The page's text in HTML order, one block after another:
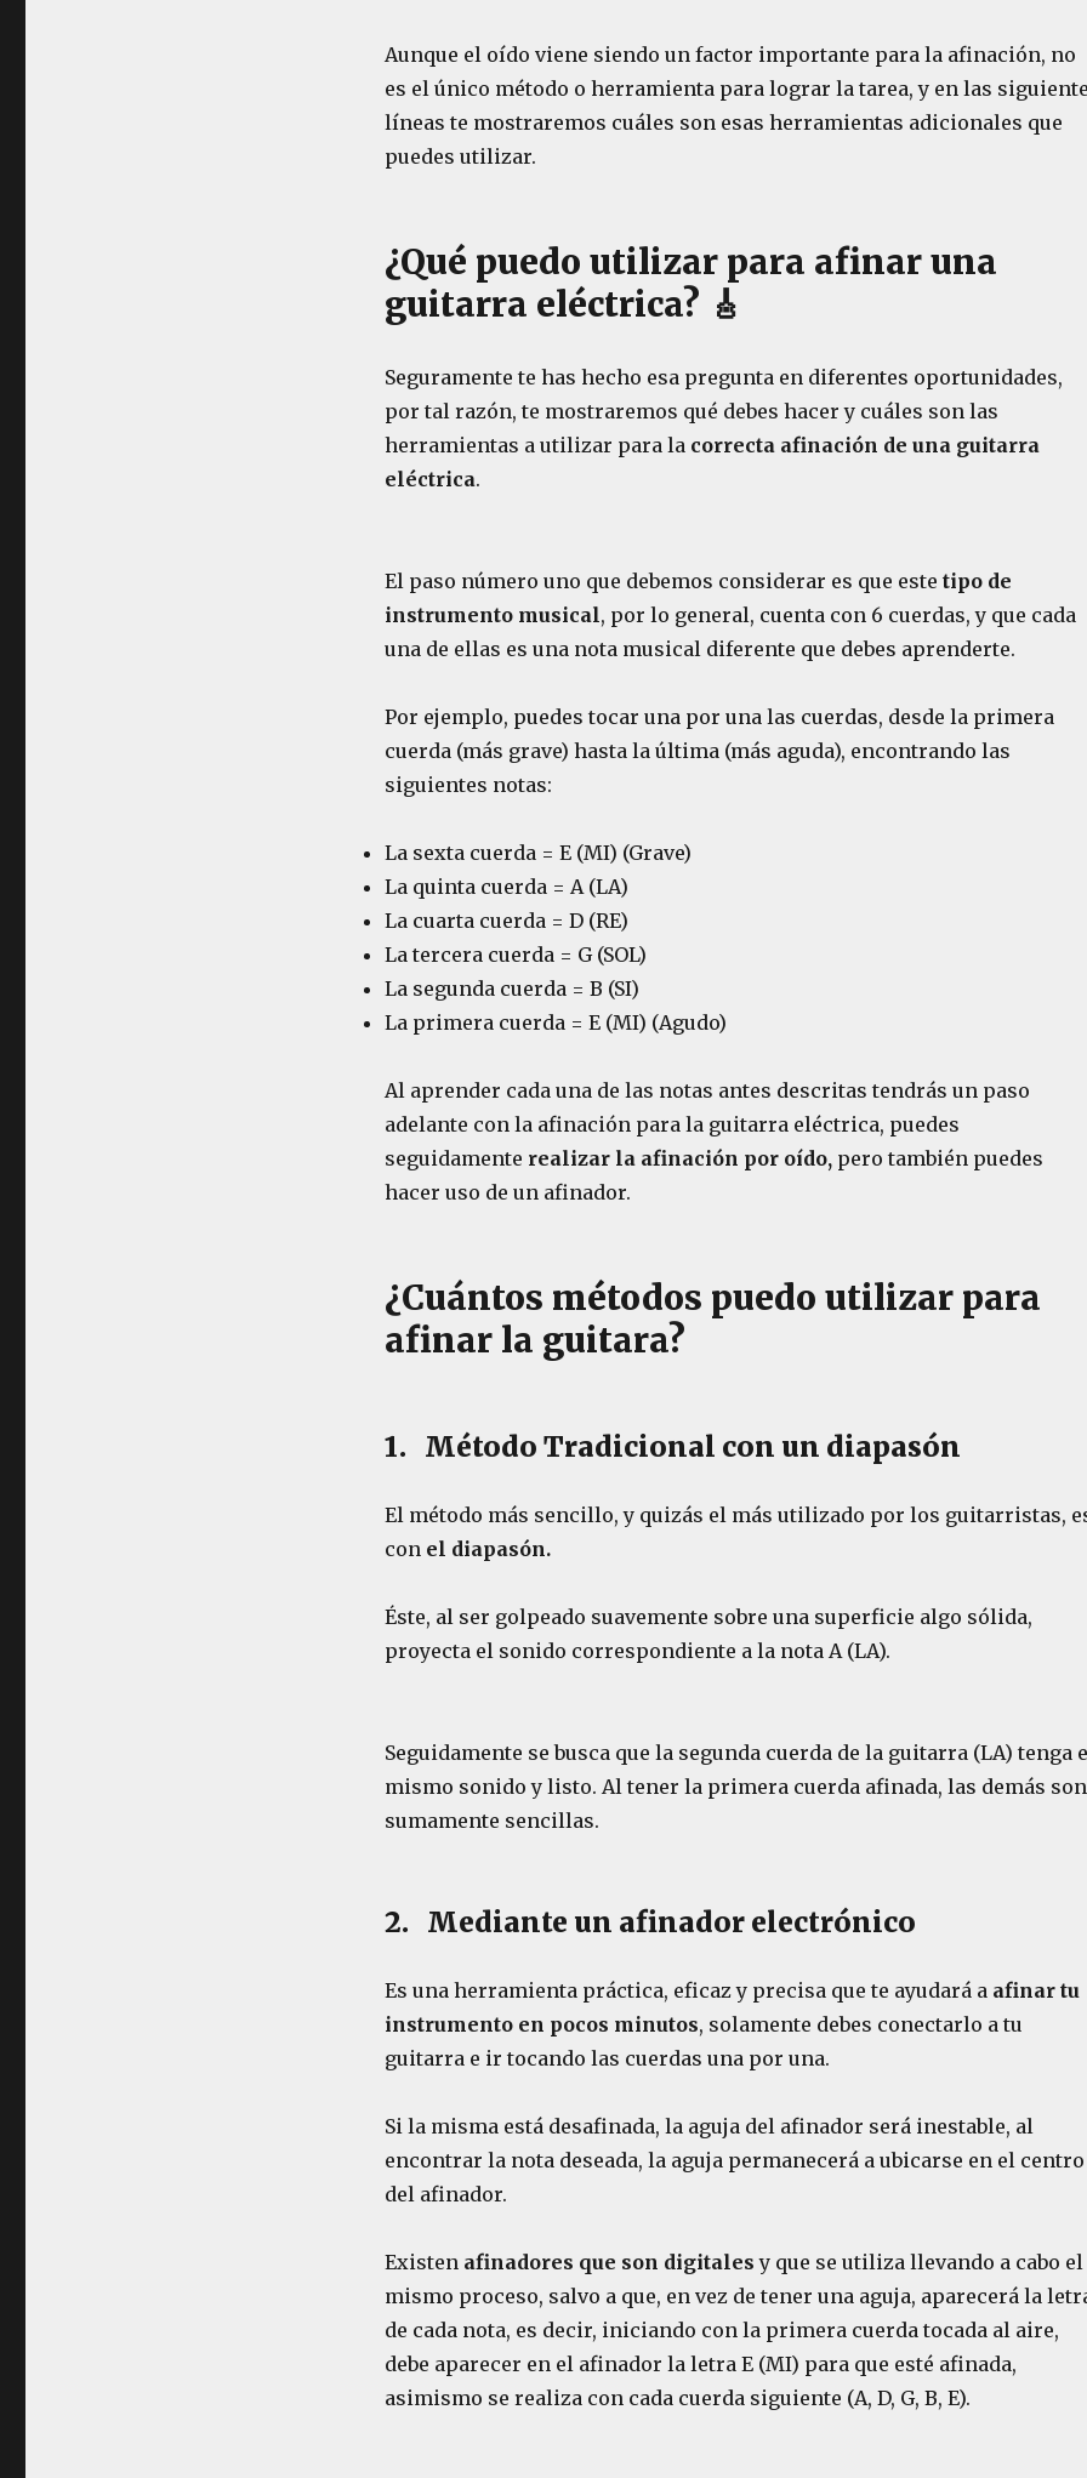
Aunque el oído viene siendo un factor importante para la afinación, no
es el único método o herramienta para lograr la tarea, y en las
líneas te mostraremos cuáles son esas herramientas adicionales que
puedes utilizar.
¿Qué puedo utilizar para afinar una
guitarra eléctrica? 🎸
Seguramente te has hecho esa pregunta en diferentes oportunidades,
por tal razón, te mostraremos qué debes hacer y cuáles son las
herramientas a utilizar para la correcta afinación de una guitarra
eléctrica.
El paso número uno que debemos considerar es que este tipo de
instrumento musical, por lo general, cuenta con 6 cuerdas, y que cada
una de ellas es una nota musical diferente que debes aprenderte.
Por ejemplo, puedes tocar una por una las cuerdas, desde la primera
cuerda (más grave) hasta la última (más aguda), encontrando las
siguientes notas:
La sexta cuerda = E (MI) (Grave)
La quinta cuerda = A (LA)
La cuarta cuerda = D (RE)
La tercera cuerda = G (SOL)
La segunda cuerda = B (SI)
La primera cuerda = E (MI) (Agudo)
Al aprender cada una de las notas antes descritas tendrás un paso
adelante con la afinación para la guitarra eléctrica, puedes
seguidamente realizar la afinación por oído,pero también puedes
hacer uso de un afinador.
¿Cuántos métodos puedo utilizar para
afinar la guitara?
1. Método Tradicional con un diapasón
El método más sencillo, y quizás el más utilizado por los guitarristas,
con el diapasón.
Éste, al ser golpeado suavemente sobre una superficie algo sólida,
proyecta el sonido correspondiente a la nota A (LA).
Seguidamente se busca que la segunda cuerda de la guitarra (LA) tenga
mismo sonido y listo. Al tener la primera cuerda afinada, las demás son
sumamente sencillas.
2. Mediante un afinador electrónico
Es una herramienta práctica, eficaz y precisa que te ayudará a afinar tu
instrumento en pocos minutos, solamente debes conectarlo a tu
guitarra e ir tocando las cuerdas una por una.
Si la misma está desafinada, la aguja del afinador será inestable, al
encontrar la nota deseada, la aguja permanecerá a ubicarse en el centro
del afinador.
Existen afinadores que son digitales y que se utiliza llevando a cabo el
mismo proceso, salvo a que, en vez de tener una aguja, aparecerá la
de cada nota, es decir, iniciando con la primera cuerda tocada al aire,
debe aparecer en el afinador la letra E (MI) para que esté afinada,
asimismo se realiza con cada cuerda siguiente (A, D, G, B, E).